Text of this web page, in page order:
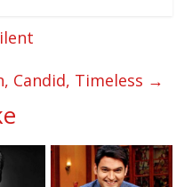
Candid, Timeless →